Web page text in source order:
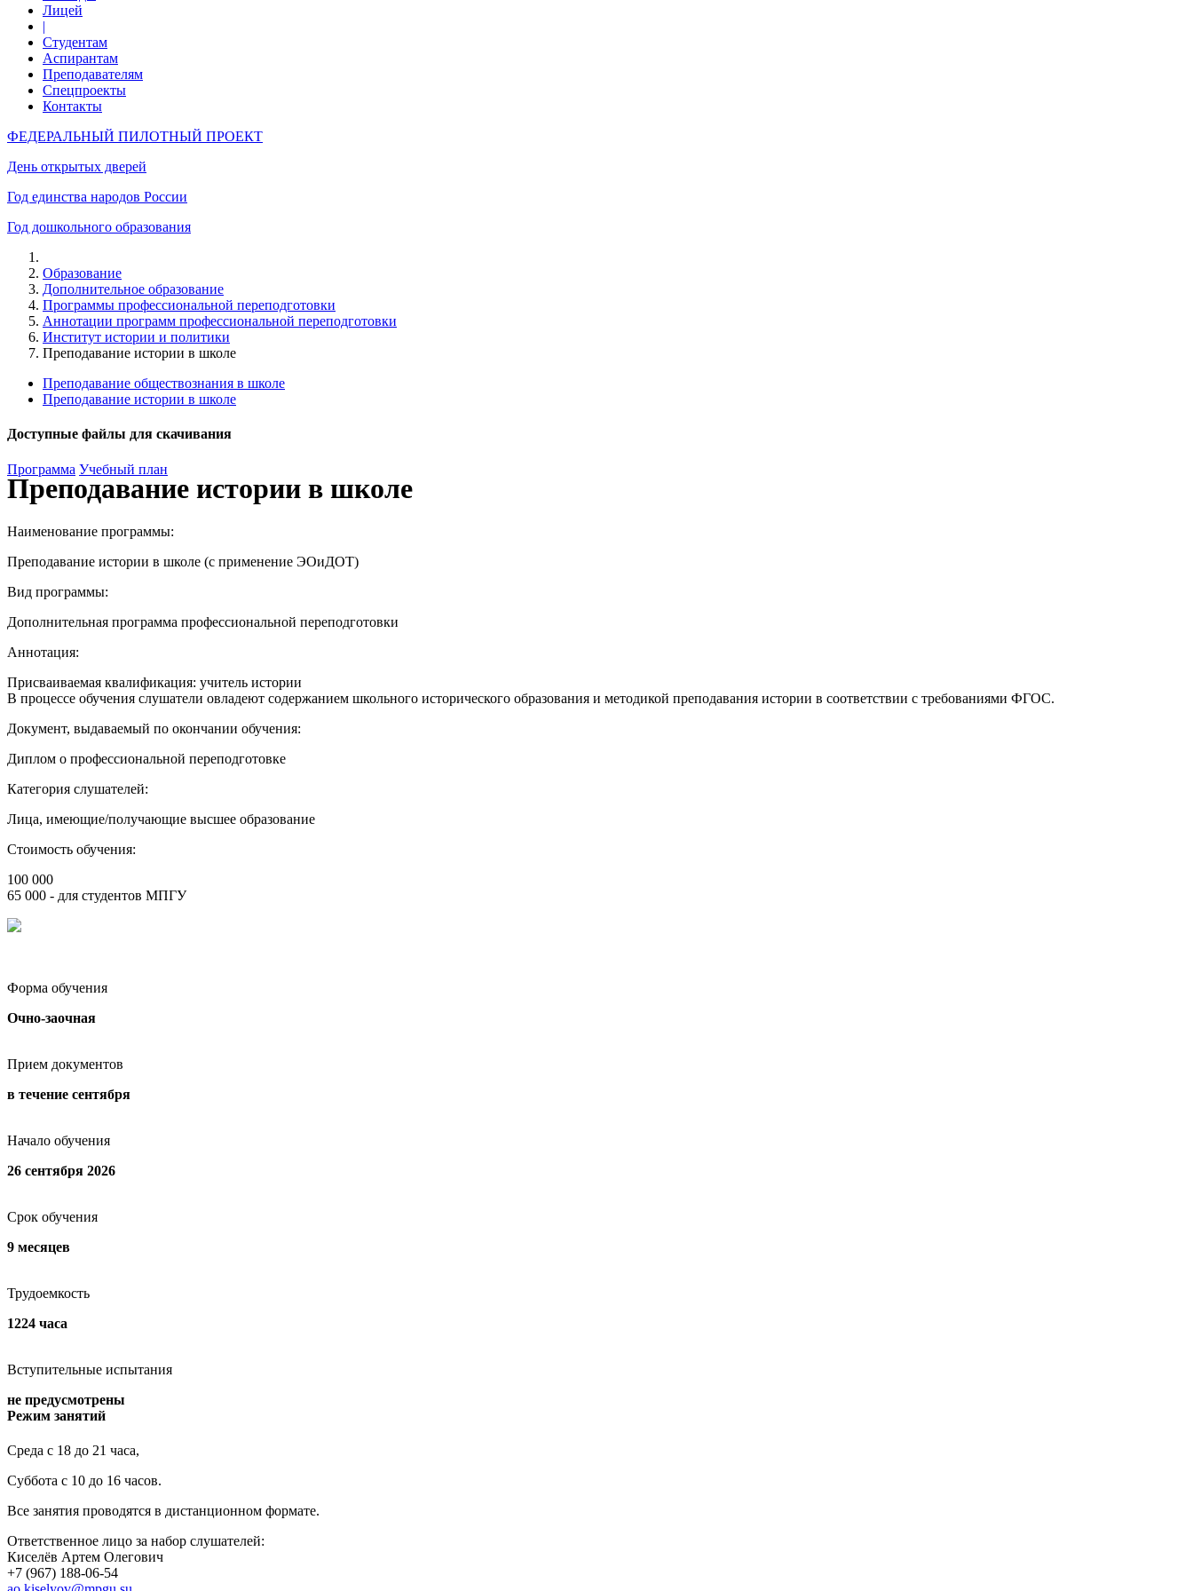
Лицей
|
Студентам
Аспирантам
Преподавателям
Спецпроекты
Контакты
ФЕДЕРАЛЬНЫЙ ПИЛОТНЫЙ ПРОЕКТ
День открытых дверей
Год единства народов России
Год дошкольного образования
Образование
Дополнительное образование
Программы профессиональной переподготовки
Аннотации программ профессиональной переподготовки
Институт истории и политики
Преподавание истории в школе
Преподавание обществознания в школе
Преподавание истории в школе
Доступные файлы для скачивания
Программа Учебный план
Преподавание истории в школе
Наименование программы:
Преподавание истории в школе (с применение ЭОиДОТ)
Вид программы:
Дополнительная программа профессиональной переподготовки
Аннотация:
Присваиваемая квалификация: учитель истории
В процессе обучения слушатели овладеют содержанием школьного исторического образования и методикой преподавания истории в соответствии с требованиями ФГОС.
Документ, выдаваемый по окончании обучения:
Диплом о профессиональной переподготовке
Категория слушателей:
Лица, имеющие/получающие высшее образование
Стоимость обучения:
100 000
65 000 - для студентов МПГУ
Форма обучения
Очно-заочная
Прием документов
в течение сентября
Начало обучения
26 сентября 2026
Срок обучения
9 месяцев
Трудоемкость
1224 часа
Вступительные испытания
не предусмотрены
Режим занятий
Среда с 18 до 21 часа,
Суббота с 10 до 16 часов.
Все занятия проводятся в дистанционном формате.
Ответственное лицо за набор слушателей:
Киселёв Артем Олегович
+7 (967) 188-06-54